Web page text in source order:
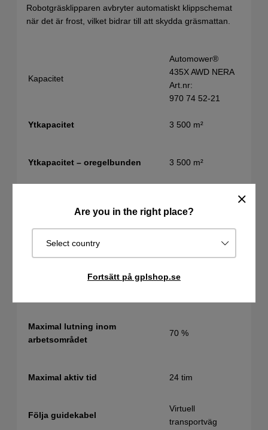
Are you in the right place?
Select country
Fortsätt på gplshop.se
Robotgräsklipparen avbryter automatiskt klippschemat
när det är frost, vilket bidrar till att skydda gräsmattan.
Kapacitet
Automower®
435X AWD NERA
Art.nr:
970 74 52‑21
Ytkapacitet 3 500 m²
Ytkapacitet – oregelbunden 3 500 m²
Begränsningstyp
Virtuell kabel,
Maximal lutning vid
50 %
Maximal lutning inom
arbetsområdet
70 %
Maximal aktiv tid 24 tim
Följa guidekabel
Virtuell
transportväg